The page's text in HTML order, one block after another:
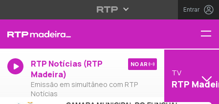
Entrar
RTP Notícias (RTP
Madeira)
Emissão em simultâneo com RTP
Notícias
NO AR
TV
RTP